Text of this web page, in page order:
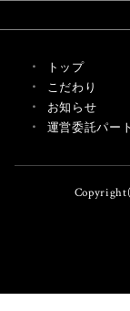
トップ
こだわり
お知らせ
運営委託パー